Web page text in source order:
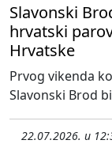
Slavonski
hrvatski
Hrvatske
Prvog vikenda
Slavonski Brod
22.07.2026. u